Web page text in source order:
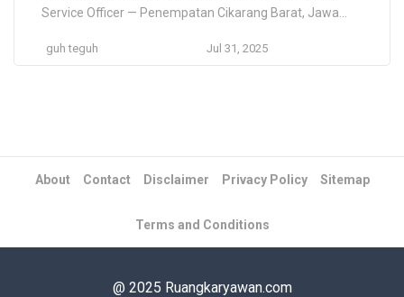
Service Officer — Penempatan Cikarang Barat, Jawa
Bekasi, Jawa Barat, ID Lokasi Pekerjaan Kabupaten
guh teguh Jul 31, 2025
About Contact Disclaimer Privacy Policy Sitemap
Terms and Conditions
@ 2025 Ruangkaryawan.com